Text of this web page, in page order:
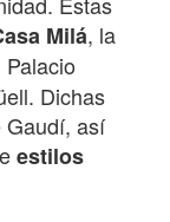
Milá, la
Palacio
Dichas
Gaudí, así
estilos